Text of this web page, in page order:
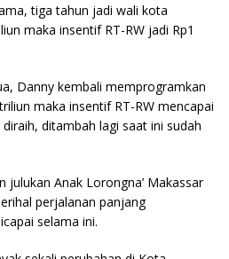
tiga tahun jadi wali kota
maka insentif RT-RW jadi Rp1
Danny kembali memprogramkan
maka insentif RT-RW mencapai
ditambah lagi saat ini sudah
julukan Anak Lorongna’ Makassar
perjalanan panjang
selama ini.